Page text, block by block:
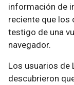
información de
reciente que los
testigo de una
navegador.
Los usuarios de
descubrieron